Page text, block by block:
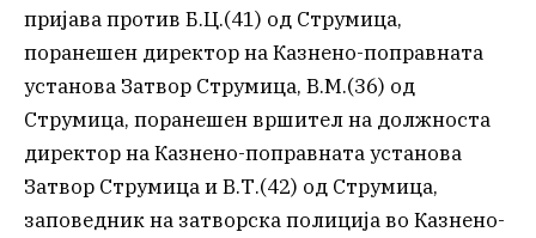
пријава против Б.Ц.(41) од Струмица,
поранешен директор на Казнено-поправната
установа Затвор Струмица, В.М.(36) од
Струмица, поранешен вршител на должноста
директор на Казнено-поправната установа
Затвор Струмица и В.Т.(42) од Струмица,
заповедник на затворска полиција во Казнено-